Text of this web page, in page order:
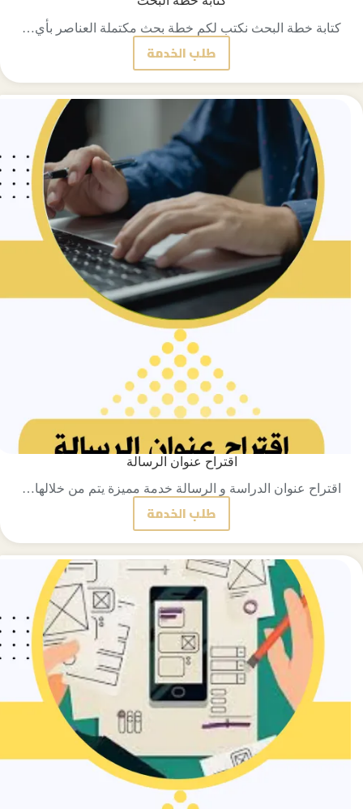
كتابة خطة البحث نكتب لكم خطة بحث مكتملة العناصر بأي…
طلب الخدمة
كتابة
خطة
اقتراح عنوان الرسالة
اقتراح عنوان الدراسة و الرسالة خدمة مميزة يتم من خلالها…
طلب الخدمة
اقتراح
عنوان
الرسالة